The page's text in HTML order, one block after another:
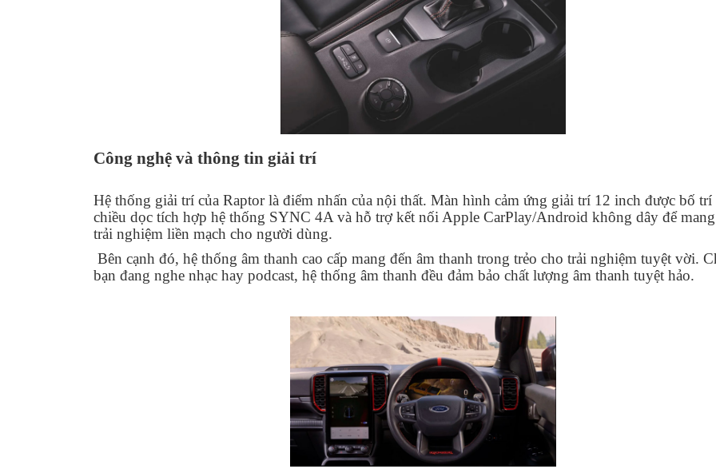
Công nghệ và thông tin giải trí
Hệ thống giải trí của Raptor là điểm nhấn của nội thất. Màn hình cảm ứng giải trí 12 inch được bố trí
chiều dọc tích hợp hệ thống SYNC 4A và hỗ trợ kết nối Apple CarPlay/Android không dây để
trải nghiệm liền mạch cho người dùng.
Bên cạnh đó, hệ thống âm thanh cao cấp mang đến âm thanh trong trẻo cho trải nghiệm tuyệt vời.
bạn đang nghe nhạc hay podcast, hệ thống âm thanh đều đảm bảo chất lượng âm thanh tuyệt hảo.